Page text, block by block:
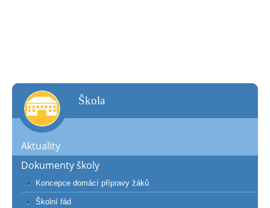
škola
Aktuality
Dokumenty školy
Koncepce domácí přípravy žáků
Školní řád